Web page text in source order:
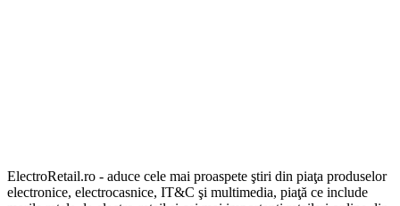
ElectroRetail.ro - aduce cele mai proaspete ştiri din piaţa produselor
electronice, electrocasnice, IT&C şi multimedia, piaţă ce include